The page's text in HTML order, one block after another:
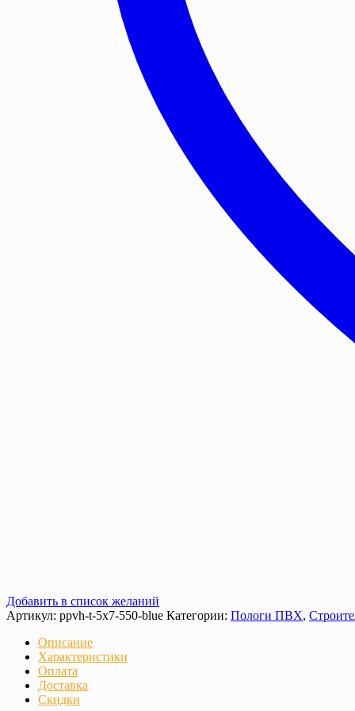
Добавить в список желаний
Артикул: ppvh-t-5х7-550-blue Категории: Пологи ПВХ,
Описание
Характеристики
Оплата
Доставка
Скидки